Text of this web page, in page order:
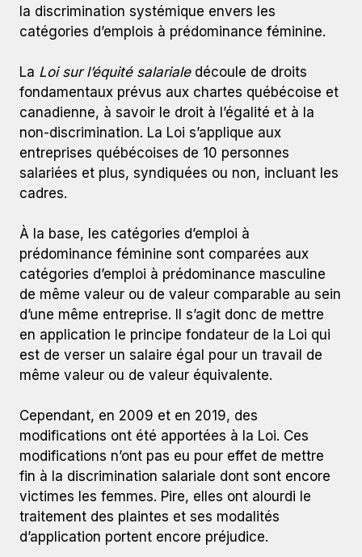
la discrimination systémique envers les
catégories d’emplois à prédominance féminine.
La Loi sur l’équité salarialedécoule de droits
fondamentaux prévus aux chartes québécoise et
canadienne, à savoir le droit à l’égalité et à la
non-discrimination. La Loi s’applique aux
entreprises québécoises de 10 personnes
salariées et plus, syndiquées ou non, incluant les
cadres.
À la base, les catégories d’emploi à
prédominance féminine sont comparées aux
catégories d’emploi à prédominance masculine
de même valeur ou de valeur comparable au sein
d’une même entreprise. Il s’agit donc de mettre
en application le principe fondateur de la Loi qui
est de verser un salaire égal pour un travail de
même valeur ou de valeur équivalente.
Cependant, en 2009 et en 2019, des
modifications ont été apportées à la Loi. Ces
modifications n’ont pas eu pour effet de mettre
fin à la discrimination salariale dont sont encore
victimes les femmes. Pire, elles ont alourdi le
traitement des plaintes et ses modalités
d’application portent encore préjudice.